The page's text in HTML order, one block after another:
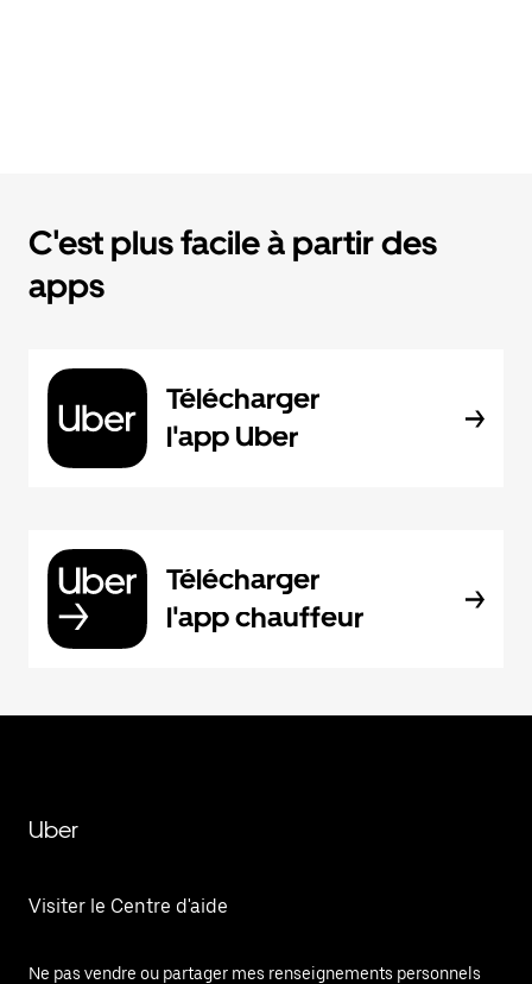
C'est plus facile à partir des
apps
Télécharger
l'app Uber
Télécharger
l'app chauffeur
Uber
Visiter le Centre d'aide
Ne pas vendre ou partager mes renseignements personnels